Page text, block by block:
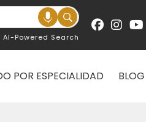
AI-Powered Search
POR ESPECIALIDAD